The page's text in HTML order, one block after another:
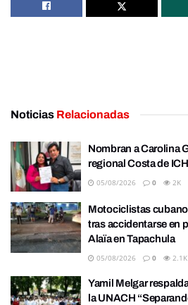
Noticias Relacionadas
Nombran a Carolina
regional Costa de
05/08/2026 0 2K
Motociclistas
tras accidentarse en
Alaïa en Tapachula
05/08/2026 0 2.1K
Yamil Melgar
la UNACH